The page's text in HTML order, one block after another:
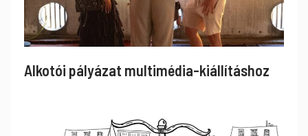
Alkotói pályázat multimédia-kiállításhoz